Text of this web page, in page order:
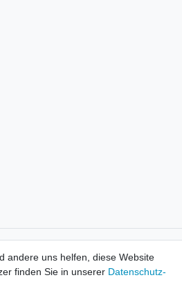
Wir versenden mit
andere uns helfen, diese Website
finden Sie in unserer Daten­schutz­